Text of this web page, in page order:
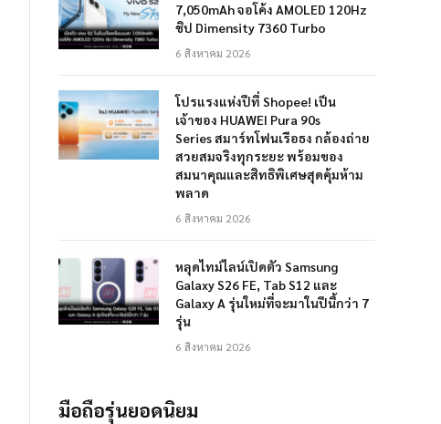
7,050mAh จอโค้ง AMOLED 120Hz
ชิป Dimensity 7360 Turbo
6 สิงหาคม 2026
โปรแรงแห่งปีที่ Shopee! เป็น
เจ้าของ HUAWEI Pura 90s
Series สมาร์ทโฟนเรือธง กล้องถ่าย
สวยสมจริงทุกระยะ พร้อมของ
สมนาคุณและสิทธิพิเศษสุดคุ้มห้าม
พลาด
6 สิงหาคม 2026
หลุดไทม์ไลน์เปิดตัว Samsung
Galaxy S26 FE, Tab S12 และ
Galaxy A รุ่นใหม่ที่จะมาในปีนี้กว่า 7
รุ่น
6 สิงหาคม 2026
มือถือรุ่นยอดนิยม